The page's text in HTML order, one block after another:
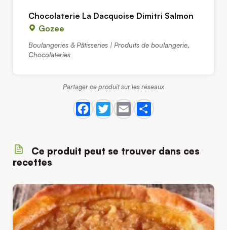
Chocolaterie La Dacquoise Dimitri Salmon
Gozee
Boulangeries & Pâtisseries | Produits de boulangerie,
Chocolateries
Partager ce produit sur les réseaux
Ce produit peut se trouver dans ces
recettes